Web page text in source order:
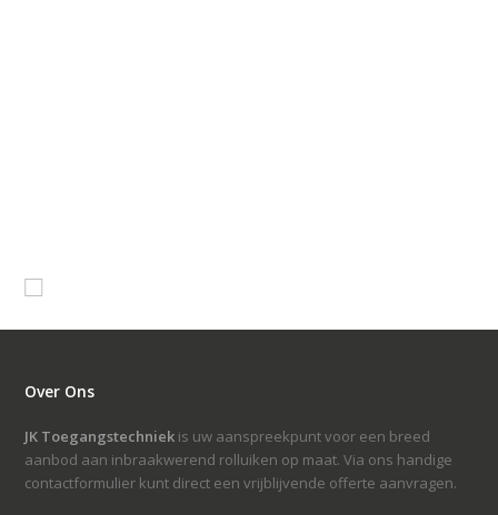
Over Ons
JK Toegangstechniek is uw aanspreekpunt voor een breed
aanbod aan inbraakwerend rolluiken op maat. Via ons handige
contactformulier kunt direct een vrijblijvende offerte aanvragen.